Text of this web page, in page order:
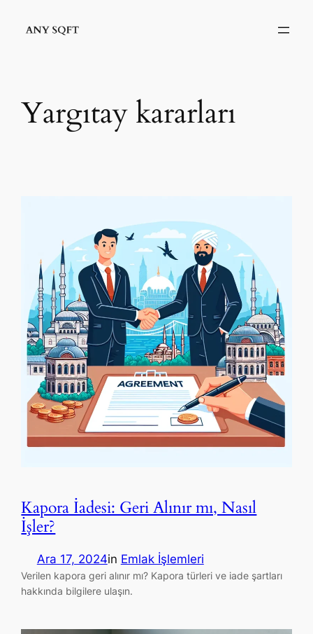
Yargıtay kararları
Kapora İadesi: Geri Alınır mı, Nasıl
İşler?
Ara 17, 2024in Emlak İşlemleri
Verilen kapora geri alınır mı? Kapora türleri ve iade şartları
hakkında bilgilere ulaşın.